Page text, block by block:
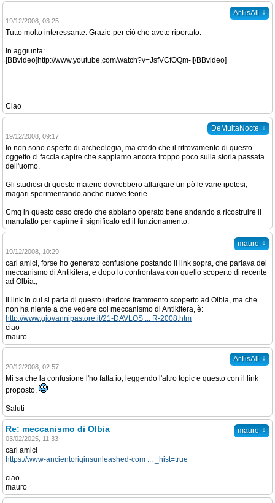
ArTisAll ↓
19/12/2008, 03:25
Tutto molto interessante. Grazie per ciò che avete riportato.
In aggiunta:
[BBvideo]http://www.youtube.com/watch?v=JsfVCfOQm-I[/BBvideo]
Ciao
DeMultaNocte ↓
19/12/2008, 09:17
Io non sono esperto di archeologia, ma credo che il ritrovamento di questo
oggetto ci faccia capire che sappiamo ancora troppo poco sulla storia passata
dell'uomo.
Gli studiosi di queste materie dovrebbero allargare un pò le varie ipotesi,
magari sperimentando anche nuove teorie.
Cmq in questo caso credo che abbiano operato bene andando a ricostruire il
manufatto per capirne il significato ed il funzionamento.
mauro ↓
19/12/2008, 10:29
cari amici, forse ho generato confusione postando il link sopra, che parlava del
meccanismo di Antikitera, e dopo lo confrontava con quello scoperto di recente
ad Olbia.,
Il link in cui si parla di questo ulteriore frammento scoperto ad Olbia, ma che
non ha niente a che vedere col meccanismo di Antikitera, è:
http://www.giovannipastore.it/21-DAVLOS ... R-2008.htm
ciao
mauro
ArTisAll ↓
20/12/2008, 02:57
Mi sa che la confusione l'ho fatta io, leggendo l'altro topic e questo con il link
proposto.
Saluti
mauro ↓
Re: meccanismo di Olbia
03/02/2025, 11:33
cari amici
https://www-ancientoriginsunleashed-com ... _hist=true
ciao
mauro